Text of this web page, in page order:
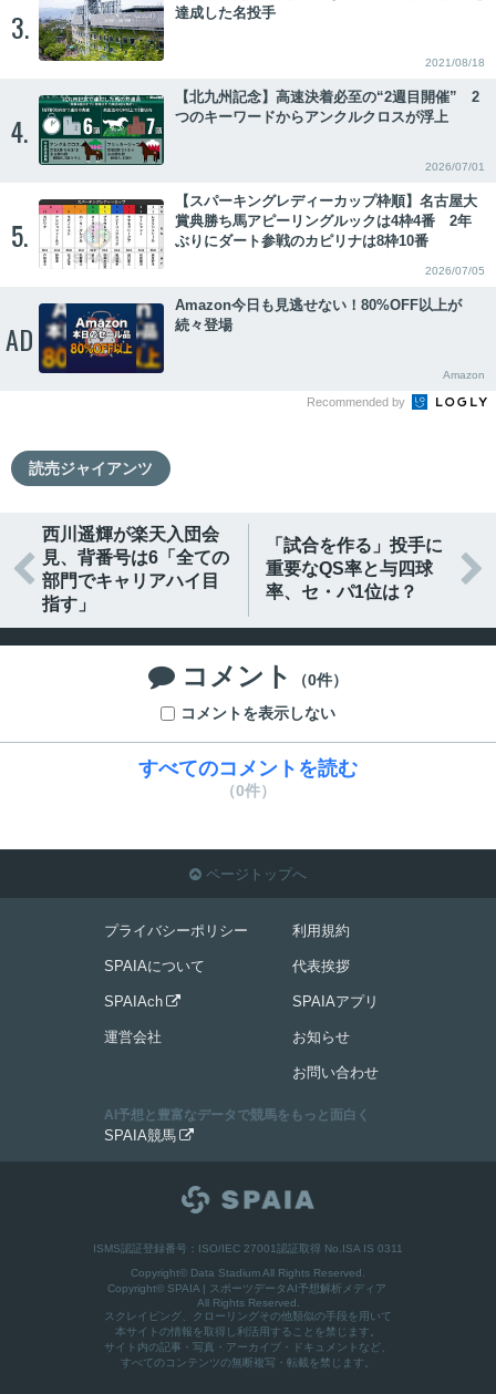
3.
達成した名投手
2021/08/18
4.
【北九州記念】高速決着必至の“2週目開催” 2
つのキーワードからアンクルクロスが浮上
2026/07/01
5.
【スパーキングレディーカップ枠順】名古屋大
賞典勝ち馬アピーリングルックは4枠4番 2年
ぶりにダート参戦のカピリナは8枠10番
2026/07/05
AD
Amazon今日も見逃せない！80%OFF以上が
続々登場
Amazon
Recommended by
読売ジャイアンツ

西川遥輝が楽天入団会
見、背番号は6「全ての
部門でキャリアハイ目
指す」
「試合を作る」投手に
重要なQS率と与四球
率、セ・パ1位は？

 コメント
（0件）
コメントを表示しない
すべてのコメントを読む
（0件）
 ページトップへ
プライバシーポリシー
SPAIAについて
SPAIAch 
運営会社
利用規約
代表挨拶
SPAIAアプリ
お知らせ
お問い合わせ
AI予想と豊富なデータで競馬をもっと面白く
SPAIA競馬 
ISMS認証登録番号：ISO/IEC 27001認証取得 No.ISA IS 0311
Copyright© Data Stadium All Rights Reserved.
Copyright© SPAIA | スポーツデータAI予想解析メディア
All Rights Reserved.
スクレイピング、クローリングその他類似の手段を用いて
本サイトの情報を取得し利活用することを禁じます。
サイト内の記事・写真・アーカイブ・ドキュメントなど、
すべてのコンテンツの無断複写・転載を禁じます。